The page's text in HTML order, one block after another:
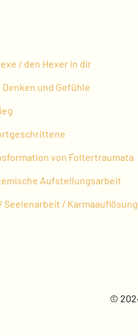
/ den Hexer in dir
und Gefühle
von Foltertraumata
Aufstellungsarbeit
Seelenarbeit / Karmaauflösung
©